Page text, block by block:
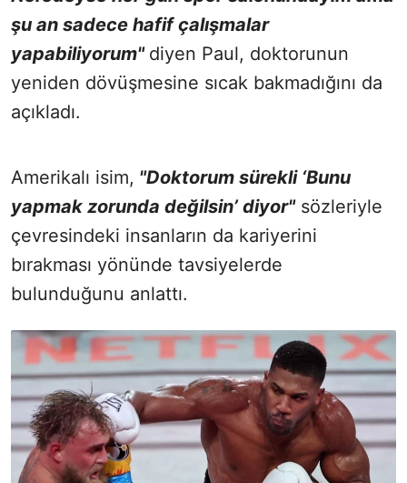
şu an sadece hafif çalışmalar
yapabiliyorum" diyen Paul, doktorunun
yeniden dövüşmesine sıcak bakmadığını da
açıkladı.
Amerikalı isim, "Doktorum sürekli ‘Bunu
yapmak zorunda değilsin’ diyor"sözleriyle
çevresindeki insanların da kariyerini
bırakması yönünde tavsiyelerde
bulunduğunu anlattı.